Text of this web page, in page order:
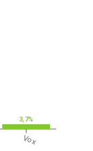
Vox
3,7%